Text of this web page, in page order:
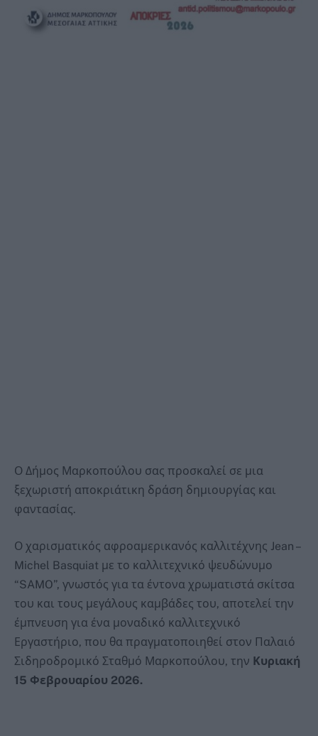
Ο Δήμος Μαρκοπούλου σας προσκαλεί σε μια
ξεχωριστή αποκριάτικη δράση δημιουργίας και
φαντασίας.
Ο χαρισματικός αφροαμερικανός καλλιτέχνης Jean –
Michel Basquiat με το καλλιτεχνικό ψευδώνυμο
“SAMO”, γνωστός για τα έντονα χρωματιστά σκίτσα
του και τους μεγάλους καμβάδες του, αποτελεί την
έμπνευση για ένα μοναδικό καλλιτεχνικό
Εργαστήριο, που θα πραγματοποιηθεί στον Παλαιό
Σιδηροδρομικό Σταθμό Μαρκοπούλου, την Κυριακή
15 Φεβρουαρίου 2026.